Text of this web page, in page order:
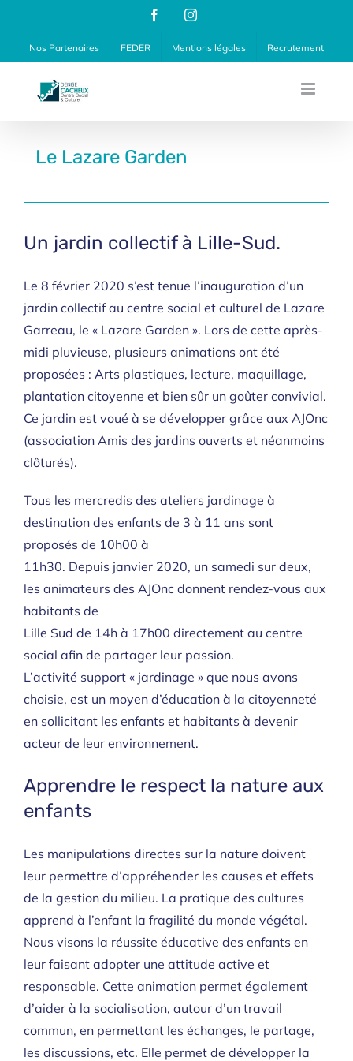
au
contenu
FacebookInstagram
Nos Partenaires FEDER Mentions légales Recrutement
Le Lazare Garden
Un jardin collectif à Lille-Sud.
Le 8 février 2020 s’est tenue l’inauguration d’un
jardin collectif au centre social et culturel de Lazare
Garreau, le « Lazare Garden ». Lors de cette après-
midi pluvieuse, plusieurs animations ont été
proposées : Arts plastiques, lecture, maquillage,
plantation citoyenne et bien sûr un goûter convivial.
Ce jardin est voué à se développer grâce aux AJOnc
(association Amis des jardins ouverts et néanmoins
clôturés).
Tous les mercredis des ateliers jardinage à
destination des enfants de 3 à 11 ans sont
proposés de 10h00 à
11h30. Depuis janvier 2020, un samedi sur deux,
les animateurs des AJOnc donnent rendez-vous aux
habitants de
Lille Sud de 14h à 17h00 directement au centre
social afin de partager leur passion.
L’activité support « jardinage » que nous avons
choisie, est un moyen d’éducation à la citoyenneté
en sollicitant les enfants et habitants à devenir
acteur de leur environnement.
Apprendre le respect la nature aux
enfants
Les manipulations directes sur la nature doivent
leur permettre d’appréhender les causes et effets
de la gestion du milieu. La pratique des cultures
apprend à l’enfant la fragilité du monde végétal.
Nous visons la réussite éducative des enfants en
leur faisant adopter une attitude active et
responsable. Cette animation permet également
d’aider à la socialisation, autour d’un travail
commun, en permettant les échanges, le partage,
les discussions, etc. Elle permet de développer la